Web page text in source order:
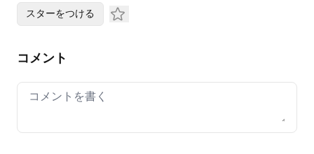
スターをつける
コメント
Your comment